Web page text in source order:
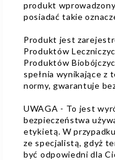
produkt
posiadać takie
Produkt jest
Produktów
Produktów
spełnia wynikające z
normy, gwarantuje
UWAGA - To jest
bezpieczeństwa
etykietą. W
ze specjalistą, gdyż
być odpowiedni dla